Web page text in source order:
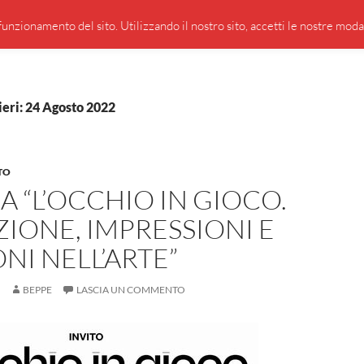
PRESENTAZIONE DI GIUSEPPE BORSOI
24 Agosto 2022
“L’OCCHIO IN GIOCO.
IMPRESSIONI E
NELL’ARTE”
BEPPE LASCIA UN COMMENTO
del sito. Utilizzando il nostro sito, accetti le nostre